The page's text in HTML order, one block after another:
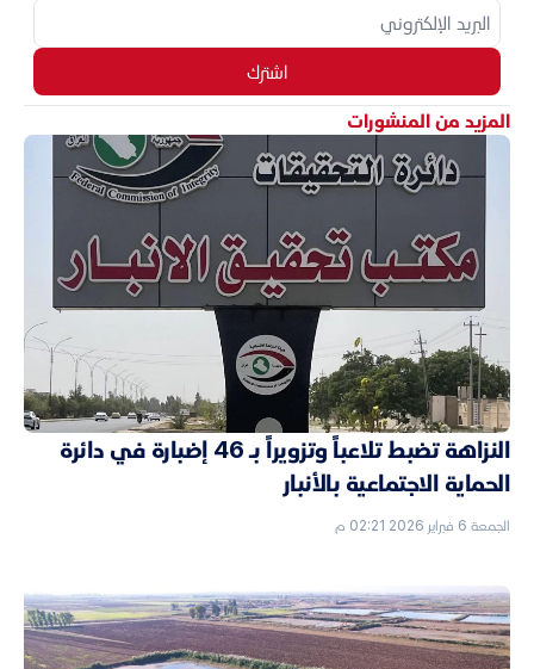
اشترك
المزيد من المنشورات
النزاهة تضبط تلاعباً وتزويراً بـ 46 إضبارة في دائرة
الحماية الاجتماعية بالأنبار
الجمعة 6 فبراير 2026 02:21 م